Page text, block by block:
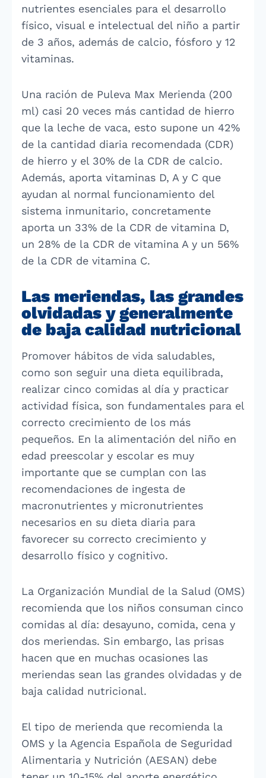
nutrientes esenciales para el desarrollo
físico, visual e intelectual del niño a partir
de 3 años, además de calcio, fósforo y 12
vitaminas.
Una ración de Puleva Max Merienda (200
ml) casi 20 veces más cantidad de hierro
que la leche de vaca, esto supone un 42%
de la cantidad diaria recomendada (CDR)
de hierro y el 30% de la CDR de calcio.
Además, aporta vitaminas D, A y C que
ayudan al normal funcionamiento del
sistema inmunitario, concretamente
aporta un 33% de la CDR de vitamina D,
un 28% de la CDR de vitamina A y un 56%
de la CDR de vitamina C.
Las meriendas, las grandes
olvidadas y generalmente
de baja calidad nutricional
Promover hábitos de vida saludables,
como son seguir una dieta equilibrada,
realizar cinco comidas al día y practicar
actividad física, son fundamentales para el
correcto crecimiento de los más
pequeños. En la alimentación del niño en
edad preescolar y escolar es muy
importante que se cumplan con las
recomendaciones de ingesta de
macronutrientes y micronutrientes
necesarios en su dieta diaria para
favorecer su correcto crecimiento y
desarrollo físico y cognitivo.
La Organización Mundial de la Salud (OMS)
recomienda que los niños consuman cinco
comidas al día: desayuno, comida, cena y
dos meriendas. Sin embargo, las prisas
hacen que en muchas ocasiones las
meriendas sean las grandes olvidadas y de
baja calidad nutricional.
El tipo de merienda que recomienda la
OMS y la Agencia Española de Seguridad
Alimentaria y Nutrición (AESAN) debe